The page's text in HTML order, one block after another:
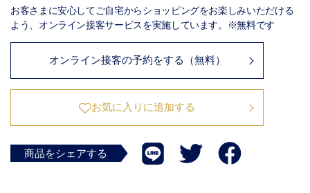
お客さまに安心してご自宅からショッピングをお楽しみいただける
よう、オンライン接客サービスを実施しています。※無料です
オンライン接客の予約をする（無料）
お気に入りに追加する
商品をシェアする